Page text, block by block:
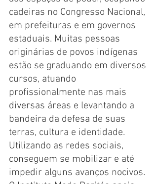
cadeiras no Congresso Nacional,
em prefeituras e em governos
estaduais. Muitas pessoas
originárias de povos indígenas
estão se graduando em diversos
cursos, atuando
profissionalmente nas mais
diversas áreas e levantando a
bandeira da defesa de suas
terras, cultura e identidade.
Utilizando as redes sociais,
conseguem se mobilizar e até
impedir alguns avanços nocivos.